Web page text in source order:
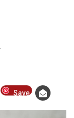
Save